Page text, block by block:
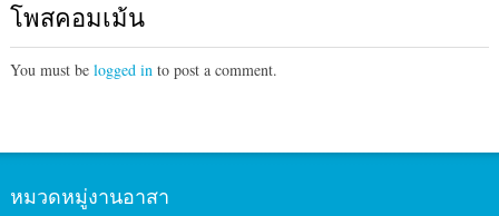
โพสคอมเม้น
You must be logged into post a comment.
หมวดหมู่งานอาสา